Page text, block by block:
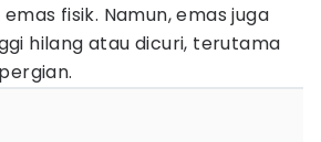
fisik. Namun, emas juga
hilang atau dicuri, terutama